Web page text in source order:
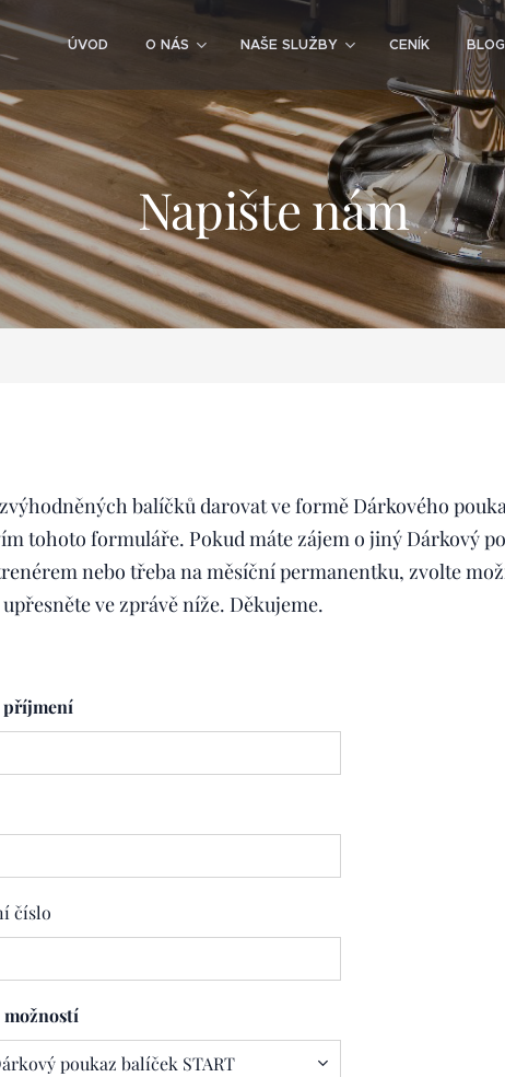
ÚVOD O NÁS NAŠE SLUŽBY CENÍK BLOG
Napište nám
balíčků darovat ve formě Dárkového
tohoto formuláře. Pokud máte zájem o jiný Dárkový
nebo třeba na měsíční permanentku, zvolte
ve zprávě níže. Děkujeme.
příjmení
číslo
možností